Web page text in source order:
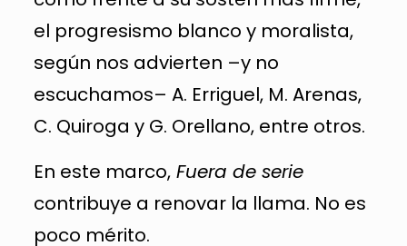
el progresismo blanco y moralista,
según nos advierten –y no
escuchamos– A. Erriguel, M. Arenas,
C. Quiroga y G. Orellano, entre otros.
En este marco,Fuera de serie
contribuye a renovar la llama. No es
poco mérito.